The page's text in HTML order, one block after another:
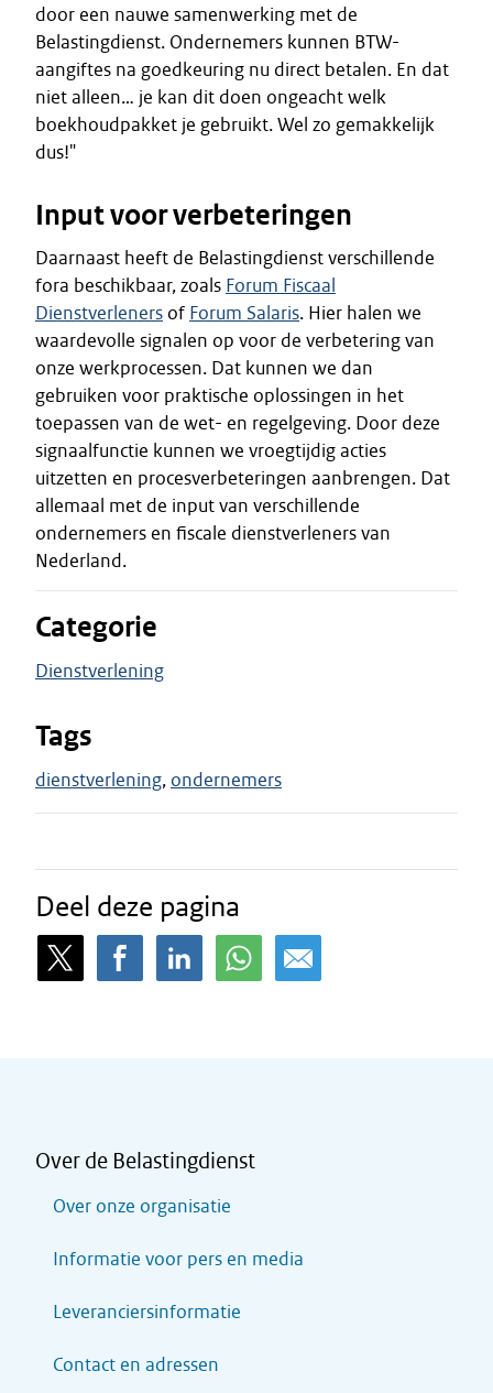
door een nauwe samenwerking met de
Belastingdienst. Ondernemers kunnen BTW-
aangiftes na goedkeuring nu direct betalen. En dat
niet alleen… je kan dit doen ongeacht welk
boekhoudpakket je gebruikt. Wel zo gemakkelijk
dus!"
Input voor verbeteringen
Daarnaast heeft de Belastingdienst verschillende
fora beschikbaar, zoals Forum Fiscaal
Dienstverleners of Forum Salaris. Hier halen we
waardevolle signalen op voor de verbetering van
onze werkprocessen. Dat kunnen we dan
gebruiken voor praktische oplossingen in het
toepassen van de wet- en regelgeving. Door deze
signaalfunctie kunnen we vroegtijdig acties
uitzetten en procesverbeteringen aanbrengen. Dat
allemaal met de input van verschillende
ondernemers en fiscale dienstverleners van
Nederland.
Categorie
Dienstverlening
Tags
dienstverlening ondernemers
Deel deze pagina
Over de Belastingdienst
Over onze organisatie
Informatie voor pers en media
Leveranciersinformatie
Contact en adressen